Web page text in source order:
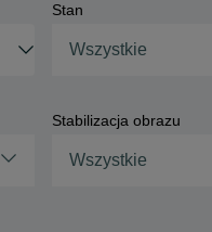
Stan
Wszystkie
Stabilizacja obrazu
Wszystkie